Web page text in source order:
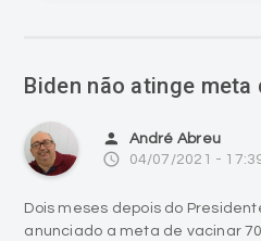
Biden não atinge meta
person André Abreu
access_time 04/07/2021 -
Dois meses depois do
anunciado a meta de vacinar